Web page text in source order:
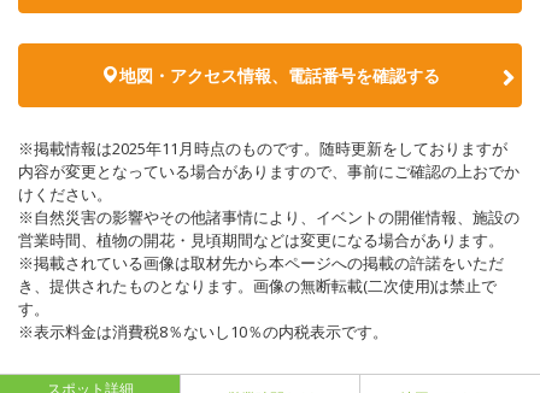
地図・アクセス情報、電話番号を確認する
※掲載情報は2025年11月時点のものです。随時更新をしておりますが
内容が変更となっている場合がありますので、事前にご確認の上おでか
けください。
※自然災害の影響やその他諸事情により、イベントの開催情報、施設の
営業時間、植物の開花・見頃期間などは変更になる場合があります。
※掲載されている画像は取材先から本ページへの掲載の許諾をいただ
き、提供されたものとなります。画像の無断転載(二次使用)は禁止で
す。
※表示料金は消費税8％ないし10％の内税表示です。
スポット詳細